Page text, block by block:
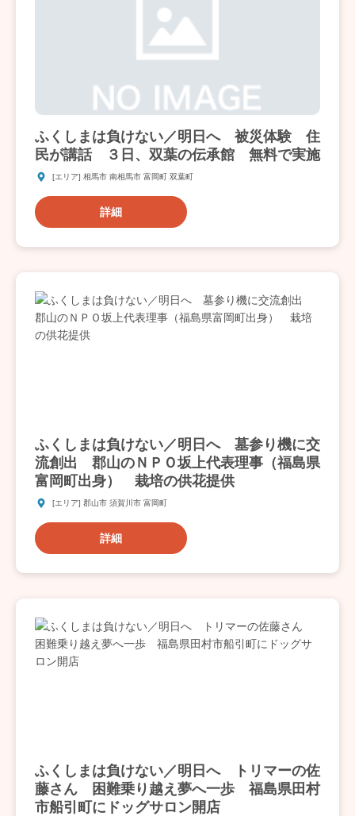
ふくしまは負けない／明日へ 被災体験 住
民が講話 ３日、双葉の伝承館 無料で実施
[エリア] 相馬市 南相馬市 富岡町 双葉町
詳細
ふくしまは負けない／明日へ 墓参り機に交
流創出 郡山のＮＰＯ坂上代表理事（福島県
富岡町出身） 栽培の供花提供
[エリア] 郡山市 須賀川市 富岡町
詳細
ふくしまは負けない／明日へ トリマーの佐
藤さん 困難乗り越え夢へ一歩 福島県田村
市船引町にドッグサロン開店